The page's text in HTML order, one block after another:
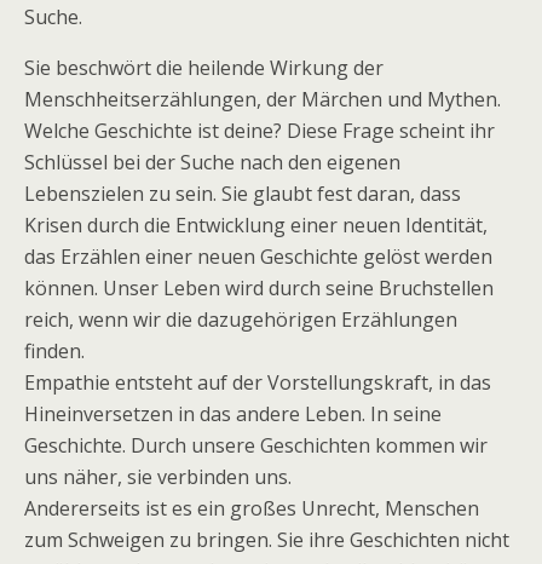
Suche.
Sie beschwört die heilende Wirkung der
Menschheitserzählungen, der Märchen und Mythen.
Welche Geschichte ist deine? Diese Frage scheint ihr
Schlüssel bei der Suche nach den eigenen
Lebenszielen zu sein. Sie glaubt fest daran, dass
Krisen durch die Entwicklung einer neuen Identität,
das Erzählen einer neuen Geschichte gelöst werden
können. Unser Leben wird durch seine Bruchstellen
reich, wenn wir die dazugehörigen Erzählungen
finden.
Empathie entsteht auf der Vorstellungskraft, in das
Hineinversetzen in das andere Leben. In seine
Geschichte. Durch unsere Geschichten kommen wir
uns näher, sie verbinden uns.
Andererseits ist es ein großes Unrecht, Menschen
zum Schweigen zu bringen. Sie ihre Geschichten nicht